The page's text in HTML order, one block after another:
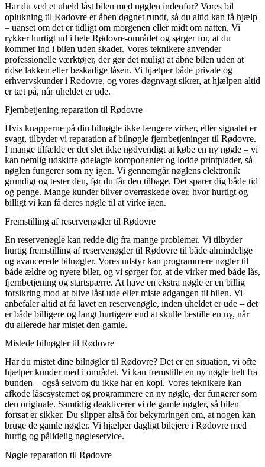
Har du ved et uheld låst bilen med nøglen indenfor? Vores bil
oplukning til Rødovre er åben døgnet rundt, så du altid kan få hjælp
– uanset om det er tidligt om morgenen eller midt om natten. Vi
rykker hurtigt ud i hele Rødovre-området og sørger for, at du
kommer ind i bilen uden skader. Vores teknikere anvender
professionelle værktøjer, der gør det muligt at åbne bilen uden at
ridse lakken eller beskadige låsen. Vi hjælper både private og
erhvervskunder i Rødovre, og vores døgnvagt sikrer, at hjælpen altid
er tæt på, når uheldet er ude.
Fjernbetjening reparation til Rødovre
Hvis knapperne på din bilnøgle ikke længere virker, eller signalet er
svagt, tilbyder vi reparation af bilnøgle fjernbetjeninger til Rødovre.
I mange tilfælde er det slet ikke nødvendigt at købe en ny nøgle – vi
kan nemlig udskifte ødelagte komponenter og lodde printplader, så
nøglen fungerer som ny igen. Vi gennemgår nøglens elektronik
grundigt og tester den, før du får den tilbage. Det sparer dig både tid
og penge. Mange kunder bliver overraskede over, hvor hurtigt og
billigt vi kan få deres nøgle til at virke igen.
Fremstilling af reservenøgler til Rødovre
En reservenøgle kan redde dig fra mange problemer. Vi tilbyder
hurtig fremstilling af reservenøgler til Rødovre til både almindelige
og avancerede bilnøgler. Vores udstyr kan programmere nøgler til
både ældre og nyere biler, og vi sørger for, at de virker med både lås,
fjernbetjening og startspærre. At have en ekstra nøgle er en billig
forsikring mod at blive låst ude eller miste adgangen til bilen. Vi
anbefaler altid at få lavet en reservenøgle, inden uheldet er ude – det
er både billigere og langt hurtigere end at skulle bestille en ny, når
du allerede har mistet den gamle.
Mistede bilnøgler til Rødovre
Har du mistet dine bilnøgler til Rødovre? Det er en situation, vi ofte
hjælper kunder med i området. Vi kan fremstille en ny nøgle helt fra
bunden – også selvom du ikke har en kopi. Vores teknikere kan
afkode låsesystemet og programmere en ny nøgle, der fungerer som
den originale. Samtidig deaktiverer vi de gamle nøgler, så bilen
fortsat er sikker. Du slipper altså for bekymringen om, at nogen kan
bruge de gamle nøgler. Vi hjælper dagligt bilejere i Rødovre med
hurtig og pålidelig nøgleservice.
Nøgle reparation til Rødovre